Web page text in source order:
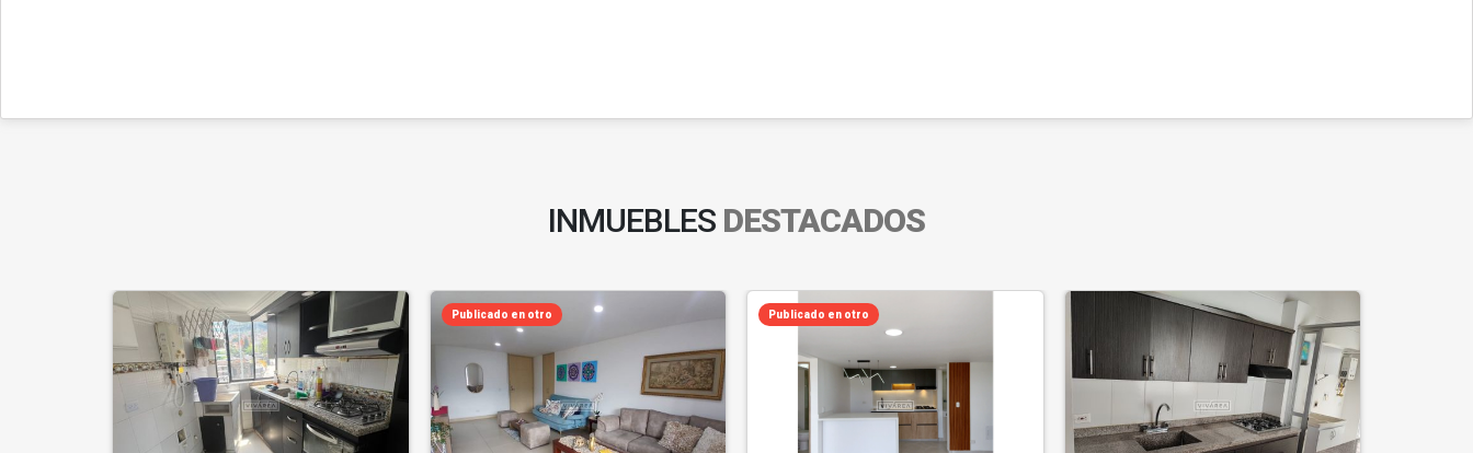
INMUEBLES DESTACADOS
Publicado en otro Publicado en otro